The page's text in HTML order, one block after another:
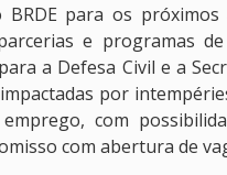
para os
e programas
a Defesa Civil e a
por
com
com abertura de